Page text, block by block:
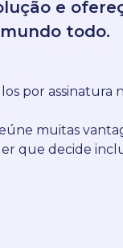
e
todo.
por assinatura
muitas
que decide